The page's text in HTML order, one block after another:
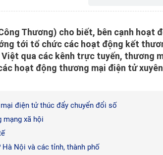
Thương) cho biết, bên cạnh hoạt
tới tổ chức các hoạt động kết
qua các kênh trực tuyến, thương
hoạt động thương mại điện tử
điện tử thúc đẩy chuyển đổi số
mạng xã hội
Hà Nội và các tỉnh, thành phố